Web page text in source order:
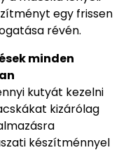
egy frissen
révén.
minden
kutyát kezelni
kizárólag
készítménnyel